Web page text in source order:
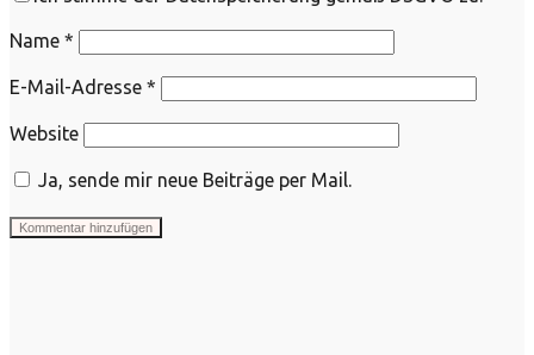
Name *
E-Mail-Adresse *
Website
Ja, sende mir neue Beiträge per Mail.